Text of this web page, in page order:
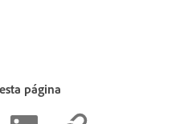
página